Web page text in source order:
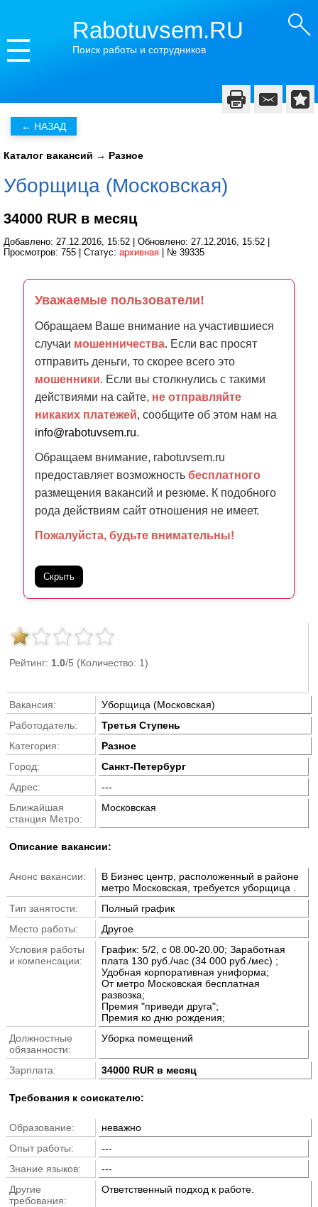
Rabotuvsem.RU
Поиск работы и сотрудников
Каталог вакансий → Разное
Уборщица (Московская)
34000 RUR в месяц
Добавлено: 27.12.2016, 15:52 | Обновлено: 27.12.2016, 15:52 |
Просмотров: 755 | Статус: архивная | № 39335
Уважаемые пользователи!
Обращаем Ваше внимание на участившиеся
случаи мошенничества. Если вас просят
отправить деньги, то скорее всего это
мошенники. Если вы столкнулись с такими
действиями на сайте, не отправляйте
никаких платежей, сообщите об этом нам на
info@rabotuvsem.ru.
Обращаем внимание, rabotuvsem.ru
предоставляет возможность бесплатного
размещения вакансий и резюме. К подобного
рода действиям сайт отношения не имеет.
Пожалуйста, будьте внимательны!
Скрыть
Рейтинг: 1.0/5 (Количество: 1)
Вакансия:
Уборщица (Московская)
Работодатель:
Третья Ступень
Категория:
Разное
Город:
Санкт-Петербург
Адрес:
---
Ближайшая
станция Метро:
Московская
Описание вакансии:
Анонс вакансии:
В Бизнес центр, расположенный в районе
метро Московская, требуется уборщица .
Тип занятости:
Полный график
Место работы:
Другое
Условия работы
и компенсации:
График: 5/2, с 08.00-20.00; Заработная
плата 130 руб./час (34 000 руб./мес) ;
Удобная корпоративная униформа;
От метро Московская бесплатная
развозка;
Премия "приведи друга";
Премия ко дню рождения;
Должностные
обязанности:
Уборка помещений
Зарплата: 34000 RUR в месяц
Требования к соискателю:
Образование:
неважно
Опыт работы:
---
Знание языков:
---
Другие
требования:
Ответственный подход к работе.